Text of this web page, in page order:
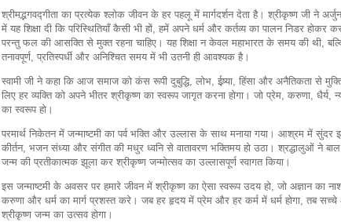
श्रीमद्भगवद्गीता का प्रत्येक श्लोक जीवन के हर पहलू में मार्गदर्शन देता है। श्रीकृष्ण जी ने
में यह शिक्षा दी कि परिस्थितियाँ कैसी भी हों, हमें अपने धर्म और कर्तव्य का पालन निडर होकर
परन्तु फल की आसक्ति से मुक्त रहना चाहिए। यह शिक्षा न केवल महाभारत के समय की थी,
तनावपूर्ण, प्रतिस्पर्धी और अनिश्चित समय में भी उतनी ही आवश्यक है।
स्वामी जी ने कहा कि आज समाज को कंस रूपी दुबुद्धि, लोभ, ईष्र्या, हिंसा और अनैतिकता से
लिए हर व्यक्ति को अपने भीतर श्रीकृष्ण का स्वरूप जागृत करना होगा। जो प्रेम, करुणा, धैर्य,
का स्वरूप हो।
परमार्थ निकेतन में जन्माष्टमी का पर्व भक्ति और उल्लास के साथ मनाया गया। आश्रम में सुंदर
कीर्तन, भजन संध्या और संगीत की मधुर ध्वनि से वातावरण भक्तिमय हो उठा। श्रद्धालुओं ने
जन्म की प्रतीकात्मक झूला कर श्रीकृष्ण जन्मोत्सव का उल्लासपूर्ण स्वागत किया।
इस जन्माष्टमी के अवसर पर हमारे जीवन में श्रीकृष्ण का ऐसा स्वरूप उदय हो, जो अज्ञान का
करुणा और धर्म का मार्ग प्रशस्त करे। जब हर हृदय में प्रेम और हर कर्म में धर्म होगा, तब सच्चे
श्रीकृष्ण जन्म का उत्सव होगा।